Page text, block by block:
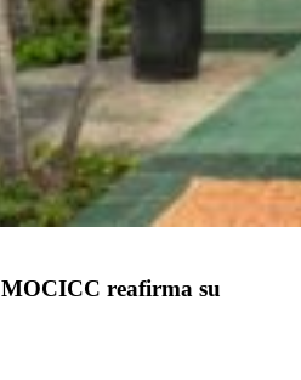
reafirma su